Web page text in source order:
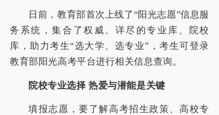
日前，教育部首次上线了“阳光志愿”信息服
务系统，集合了权威、详尽的专业库、院校
库，助力考生“选大学、选专业”，考生可登录
教育部阳光高考平台进行相关信息查询。
院校专业选择 热爱与潜能是关键
填报志愿，要了解高考招生政策、高校专